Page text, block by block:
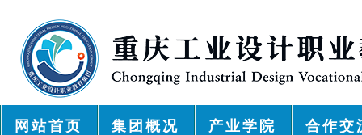
网站首页 集团概况 产业学院 合作交